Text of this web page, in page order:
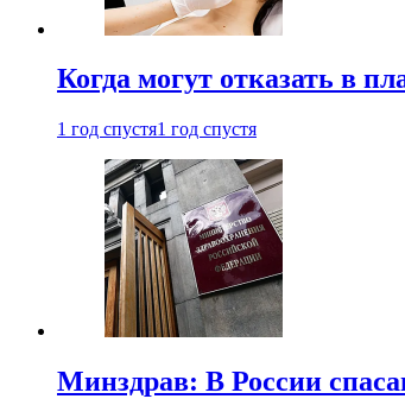
Когда могут отказать в
1 год спустя1 год спустя
Минздрав: В России